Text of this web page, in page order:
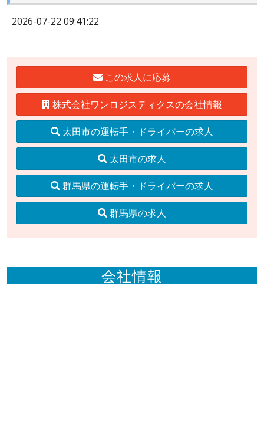
2026-07-22 09:41:22
この求人に応募
株式会社ワンロジスティクスの会社情報
太田市の運転手・ドライバーの求人
太田市の求人
群馬県の運転手・ドライバーの求人
群馬県の求人
会社情報